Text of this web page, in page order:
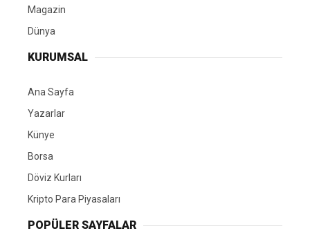
Magazin
Dünya
KURUMSAL
Ana Sayfa
Yazarlar
Künye
Borsa
Döviz Kurları
Kripto Para Piyasaları
POPÜLER SAYFALAR